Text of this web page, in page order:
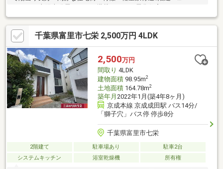
4SLDK・太陽光発電システム搭載のオール電化住宅・コミュニケ
ーションを育むリビング階段・家族との会話が弾む対面式キッチ
ン・納戸やWIC2箇所等、室内随所に収納有▼設備・IHクッキング
ヒーター・1坪タイプの浴室・浴室換気乾燥機・複層ガラス▼周辺
環境・成田市立玉造小学校 徒歩10分(約760m)・町山児童公園 徒
歩3分(約210m)■ ご希望の住まい探しをお手伝いします
━━━━━・・・物件の詳細・ご相談はお気軽にお問い合わせく
ださい。
千葉県富里市七栄 2,500万円 4LDK
2,500万円
間取り 4LDK
建物面積98.95m2
土地面積164.78m2
築年月 2022年1月(築4年8ヶ月)
京成本線 京成成田駅 バス14分/
「獅子穴」バス停 停歩8分
千葉県富里市七栄
2階建て 駐車場あり
駐車2台
システムキッチン
浴室乾燥機 所有権